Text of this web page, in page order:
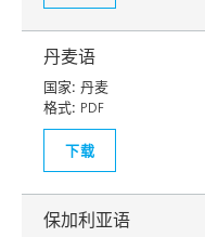
丹麦语
国家: 丹麦
格式: PDF
下载
保加利亚语